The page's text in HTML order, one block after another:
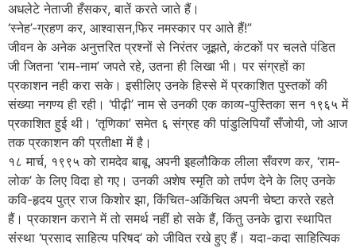
अधलेटे नेताजी हँसकर, बातें करते जाते हैं।
‘स्नेह’-ग्रहण कर, आश्वासन,फिर नमस्कार पर आते हैं!”
जीवन के अनेक अनुत्तरित प्रश्नों से निरंतर जूझते, कंटकों पर चलते पंडित
जी जितना ‘राम-नाम’ जपते रहे, उतना ही लिखा भी। पर संग्रहों का
प्रकाशन नही करा सके। इसीलिए उनके हिस्से में प्रकाशित पुस्तकों की
संख्या नगण्य ही रही। ‘पीढ़ी’ नाम से उनकी एक काव्य-पुस्तिका सन १९६५ में
प्रकाशित हुई थी। ‘तृणिका’ समेत ६ संग्रह की पांडुलिपियाँ सँजोयी, जो आज
तक प्रकाशन की प्रतीक्षा में है।
१८ मार्च, १९९५ को रामदेव बाबू, अपनी इहलौकिक लीला सँवरण कर, ‘राम-
लोक’ के लिए विदा हो गए। उनकी अशेष स्मृति को तर्पण देने के लिए उनके
कवि-हृदय पुत्र राज किशोर झा, किंचित-अकिंचित अपनी चेष्टा करते रहते
हैं। प्रकाशन कराने में तो समर्थ नहीं हो सके हैं, किंतु उनके द्वारा स्थापित
संस्था ‘प्रसाद साहित्य परिषद’ को जीवित रखे हुए हैं। यदा-कदा साहित्यिक